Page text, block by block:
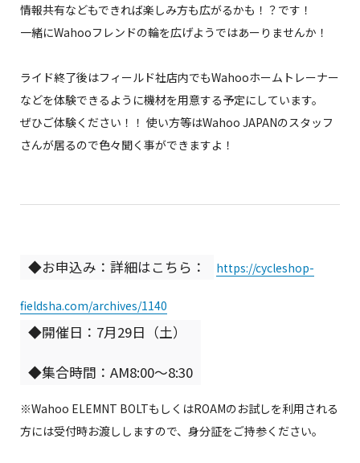
情報共有などもできれば楽しみ方も広がるかも！？です！
一緒にWahooフレンドの輪を広げようではあーりませんか！
ライド終了後はフィールド社店内でもWahooホームトレーナー
などを体験できるように機材を用意する予定にしています。
ぜひご体験ください！！ 使い方等はWahoo JAPANのスタッフ
さんが居るので色々聞く事ができますよ！
◆お申込み：詳細はこちら： https://cycleshop-
fieldsha.com/archives/1140
◆開催日：7月29日（土）
◆集合時間：AM8:00～8:30
※Wahoo ELEMNT BOLTもしくはROAMのお試しを利用される
方には受付時お渡ししますので、身分証をご持参ください。